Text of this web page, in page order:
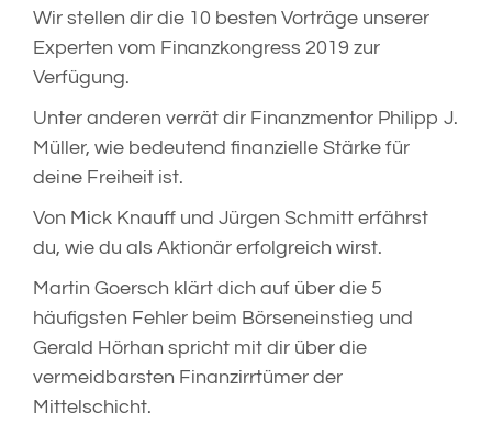
Wir stellen dir die 10 besten Vorträge unserer
Experten vom Finanzkongress 2019 zur
Verfügung.
Unter anderen verrät dir Finanzmentor Philipp J.
Müller, wie bedeutend finanzielle Stärke für
deine Freiheit ist.
Von Mick Knauff und Jürgen Schmitt erfährst
du, wie du als Aktionär erfolgreich wirst.
Martin Goersch klärt dich auf über die 5
häufigsten Fehler beim Börseneinstieg und
Gerald Hörhan spricht mit dir über die
vermeidbarsten Finanzirrtümer der
Mittelschicht.